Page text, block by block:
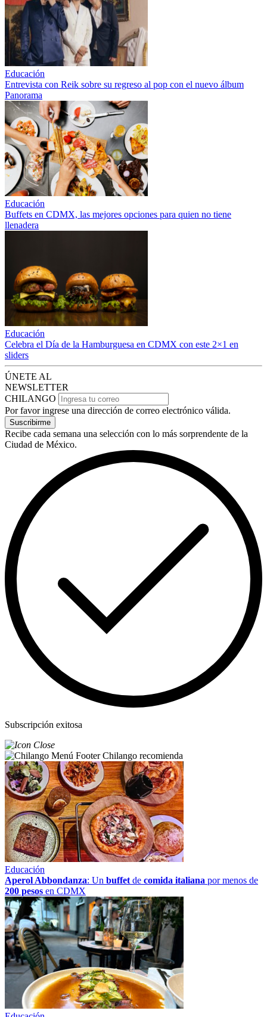
Educación
Entrevista con Reik sobre su regreso al pop con el nuevo álbum
Panorama
Educación
Buffets en CDMX, las mejores opciones para quien no tiene
llenadera
Educación
Celebra el Día de la Hamburguesa en CDMX con este 2×1 en
sliders
ÚNETE AL
NEWSLETTER
CHILANGO
Por favor ingrese una dirección de correo electrónico válida.
Suscribirme
Recibe cada semana una selección con lo más sorprendente de la
Ciudad de México.
Subscripción exitosa
Chilango recomienda
Educación
Aperol Abbondanza: Un buffet de comida italiana por menos de
200 pesos en CDMX